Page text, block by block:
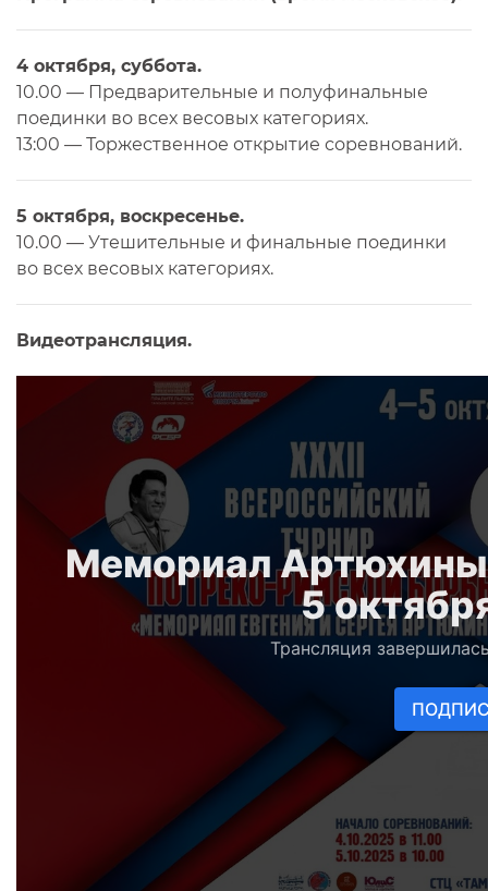
4 октября, суббота.
10.00 — Предварительные и полуфинальные
поединки во всех весовых категориях.
13:00 — Торжественное открытие соревнований.
5 октября, воскресенье.
10.00 — Утешительные и финальные поединки
во всех весовых категориях.
Видеотрансляция.